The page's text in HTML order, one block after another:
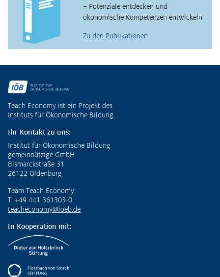
– Potenziale entdecken und
ökonomische Kompetenzen entwickeln
Zu den Publikationen
Teach Economy ist ein Projekt des
Instituts für Ökonomische Bildung.
Ihr Kontakt zu uns:
Institut für Ökonomische Bildung
gemeinnützige GmbH
Bismarckstraße 31
26122 Oldenburg
Team Teach Economy:
T. +49 441 361303-0
teacheconomy@ioeb.de
In Kooperation mit: